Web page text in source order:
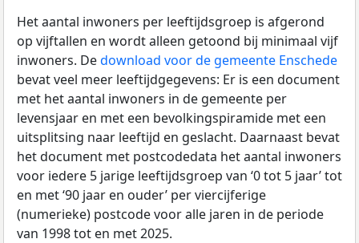
Het aantal inwoners per leeftijdsgroep is afgerond
op vijftallen en wordt alleen getoond bij minimaal vijf
inwoners. Dedownload voor de gemeente Enschede
bevat veel meer leeftijdgegevens: Er is een document
met het aantal inwoners in de gemeente per
levensjaar en met een bevolkingspiramide met een
uitsplitsing naar leeftijd en geslacht. Daarnaast bevat
het document met postcodedata het aantal inwoners
voor iedere 5 jarige leeftijdsgroep van ‘0 tot 5 jaar’ tot
en met ‘90 jaar en ouder’ per viercijferige
(numerieke) postcode voor alle jaren in de periode
van 1998 tot en met 2025.